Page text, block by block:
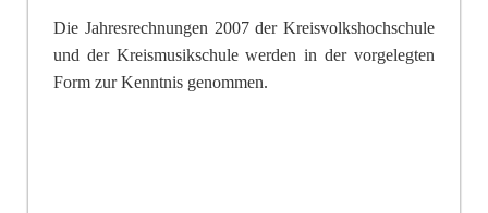
Die Jahresrechnungen 2007 der Kreisvolkshochschule
und der Kreismusikschule werden in der vorgelegten
Form zur Kenntnis genommen.